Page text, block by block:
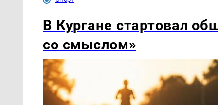
В Кургане стартовал
со смыслом»